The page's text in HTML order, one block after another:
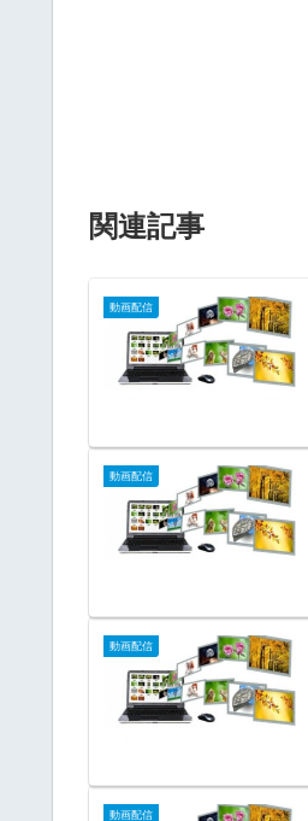
関連記事
動画配信
動画配信
動画配信
動画配信